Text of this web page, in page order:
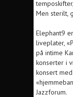
Men sterilt,
Elephant9
liveplater,
på intime
konserter i
konsert
Jazzforum.